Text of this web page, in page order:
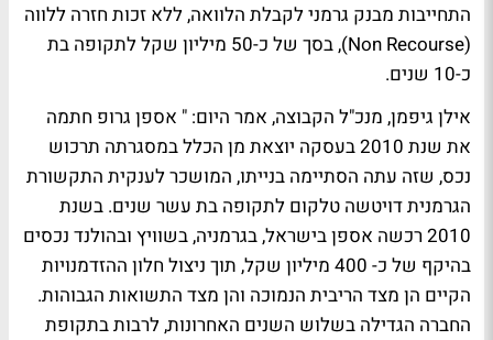
התחייבות מבנק גרמני לקבלת הלוואה, ללא זכות חזרה ללווה
(Non Recourse), בסך של כ-50 מיליון שקל לתקופה בת
כ-10 שנים.
אילן גיפמן, מנכ"ל הקבוצה, אמר היום: " אספן גרופ חתמה
את שנת 2010 בעסקה יוצאת מן הכלל במסגרתה תרכוש
נכס, שזה עתה הסתיימה בנייתו, המושכר לענקית התקשורת
הגרמנית דויטשה טלקום לתקופה בת עשר שנים. בשנת
2010 רכשה אספן בישראל, בגרמניה, בשוויץ ובהולנד נכסים
בהיקף של כ- 400 מיליון שקל, תוך ניצול חלון ההזדמנויות
הקיים הן מצד הריבית הנמוכה והן מצד התשואות הגבוהות.
החברה הגדילה בשלוש השנים האחרונות, לרבות בתקופת